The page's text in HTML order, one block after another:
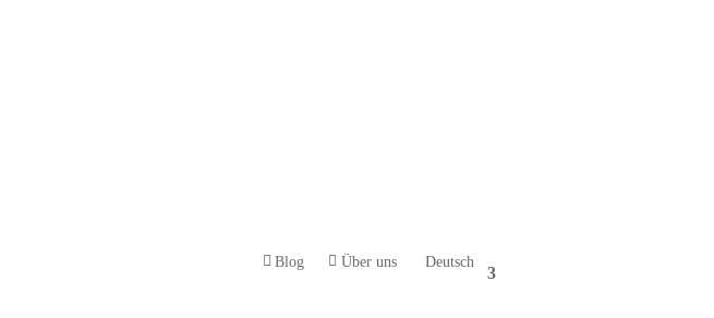
Blog Über uns Deutsch